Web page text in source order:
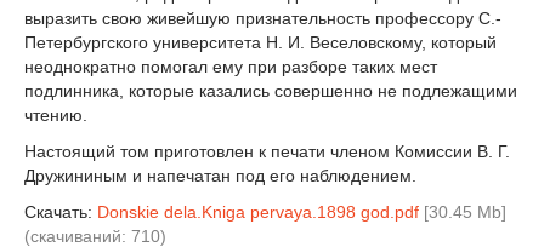
выразить свою живейшую признательность профессору С.-
Петербургского университета Н. И. Веселовскому, который
неоднократно помогал ему при разборе таких мест
подлинника, которые казались совершенно не подлежащими
чтению.
Настоящий том приготовлен к печати членом Комиссии В. Г.
Дружининым и напечатан под его наблюдением.
Скачать: Donskie dela.Kniga pervaya.1898 god.pdf [30.45 Mb]
(cкачиваний: 710)